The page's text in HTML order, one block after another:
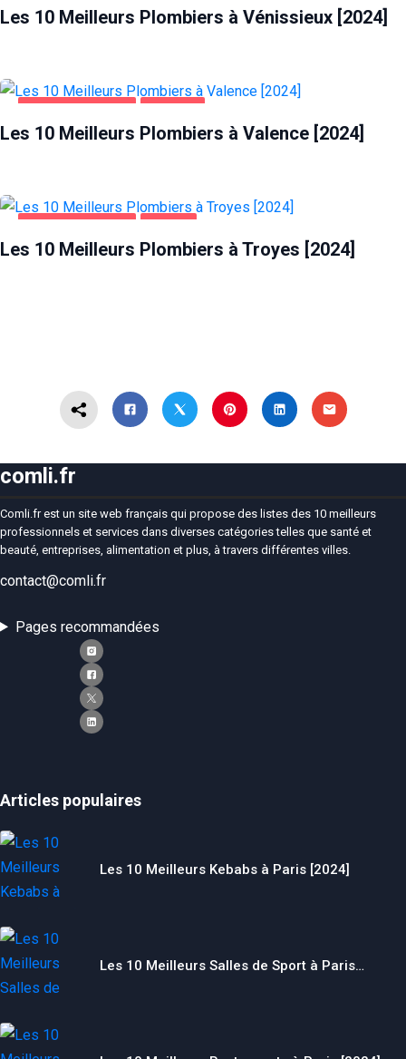
Les 10 Meilleurs Plombiers à Vénissieux [2024]
MAISON ET JARDIN VALENCE
Les 10 Meilleurs Plombiers à Valence [2024]
MAISON ET JARDIN TROYES
Les 10 Meilleurs Plombiers à Troyes [2024]
comli.fr
Comli.fr est un site web français qui propose des listes des 10 meilleurs
professionnels et services dans diverses catégories telles que santé et
beauté, entreprises, alimentation et plus, à travers différentes villes.
contact@comli.fr
Pages recommandées
Articles populaires
Les 10 Meilleurs Kebabs à Paris [2024]
Les 10 Meilleurs Salles de Sport à Paris…